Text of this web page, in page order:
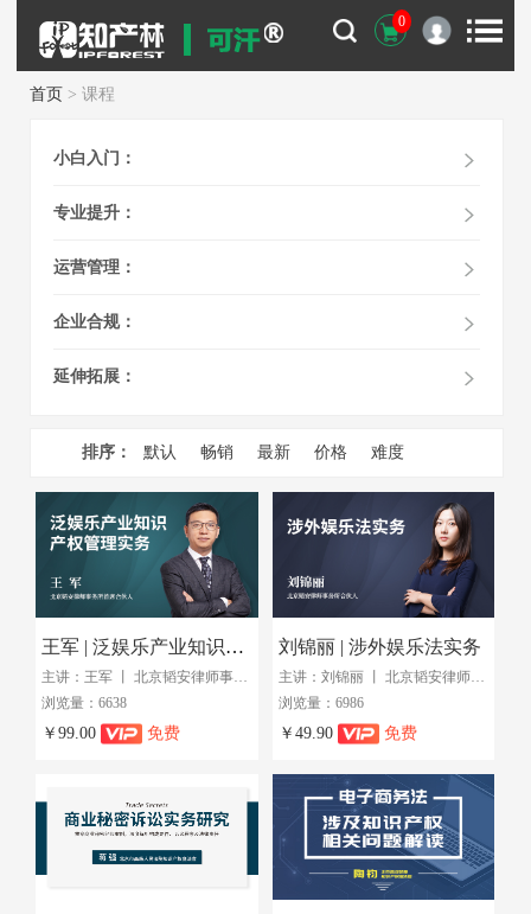
0
首页 > 课程
小白入门：
专业提升：
运营管理：
企业合规：
延伸拓展：
排序： 默认 畅销 最新 价格 难度
王军 | 泛娱乐产业知识产权管理实务
主讲：王军 丨 北京韬安律师事务所首席合伙人
浏览量：6638
￥99.00 免费
刘锦丽 | 涉外娱乐法实务
主讲：刘锦丽 丨 北京韬安律师事务所合伙人
浏览量：6986
￥49.90 免费